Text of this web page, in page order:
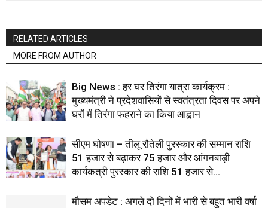
RELATED ARTICLES
MORE FROM AUTHOR
Big News : हर घर तिरंगा यात्रा कार्यक्रम :
मुख्यमंत्री ने प्रदेशवासियों से स्वतंत्रता दिवस पर अपने
घरों में तिरंगा फहराने का किया आह्वान
सीएम घोषणा – तीलू रौतेली पुरस्कार की सम्मान राशि
51 हजार से बढ़ाकर 75 हजार और आंगनबाड़ी
कार्यकत्री पुरस्कार की राशि 51 हजार से...
मौसम अपडेट : अगले दो दिनों में भारी से बहुत भारी वर्षा